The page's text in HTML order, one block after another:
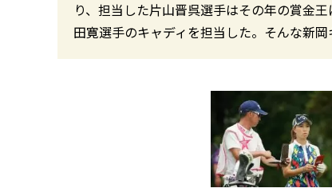
り、担当した片山晋呉選手はその年の賞金
田寛選手のキャディを担当した。そんな新